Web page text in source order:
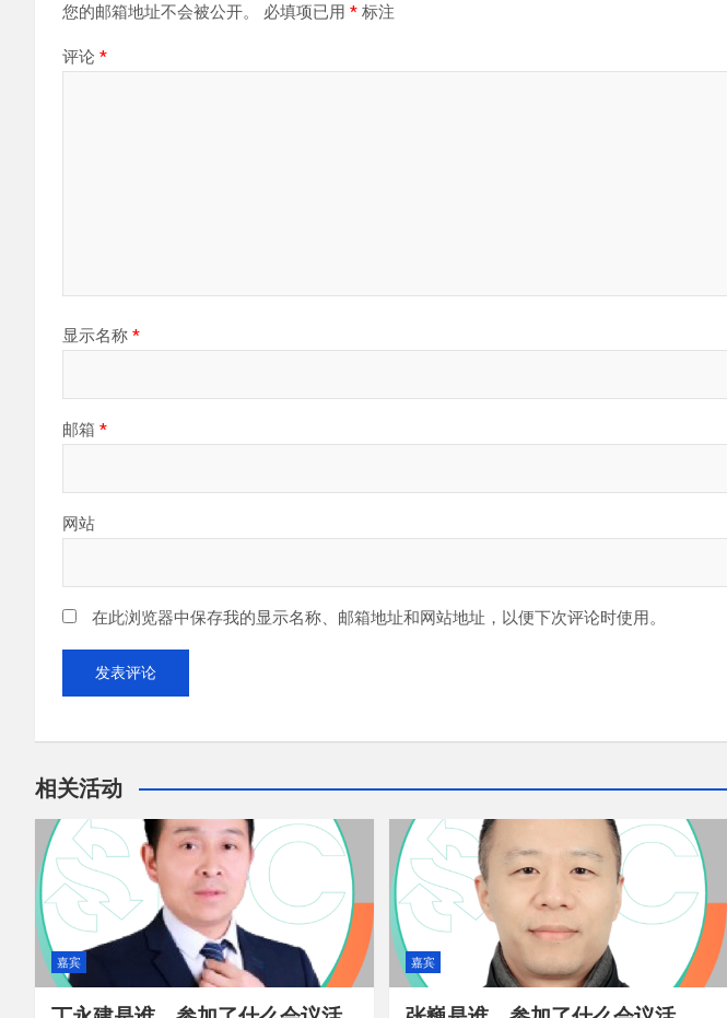
您的邮箱地址不会被公开。 必填项已用 * 标注
评论 *
显示名称 *
邮箱 *
网站
在此浏览器中保存我的显示名称、邮箱地址和网站地址，以便下次评论时使用。
相关活动
嘉宾 嘉宾